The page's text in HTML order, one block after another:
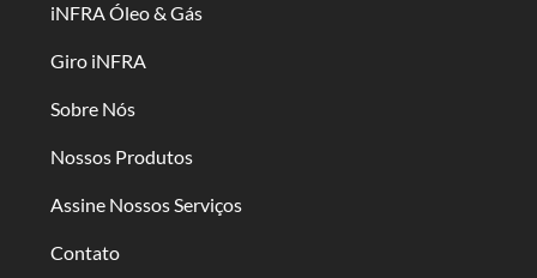
iNFRA Óleo & Gás
Giro iNFRA
Sobre Nós
Nossos Produtos
Assine Nossos Serviços
Contato